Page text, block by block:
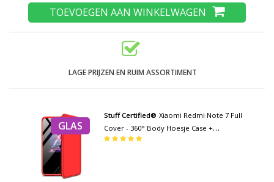
TOEVOEGEN AAN WINKELWAGEN
LAGE PRIJZEN EN RUIM ASSORTIMENT
GLAS
Stuff Certified® Xiaomi Redmi Note 7 Full
Cover - 360° Body Hoesje Case +
Screenprotector Tempered Glass Rood